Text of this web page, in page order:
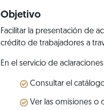
Objetivo
Facilitar la presentación de
crédito de trabajadores a
En el servicio de
Consultar el
Ver las omisiones o